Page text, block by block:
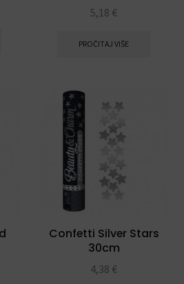
5,18 €
PROČITAJ VIŠE
Confetti Silver Stars
30cm
4,38 €